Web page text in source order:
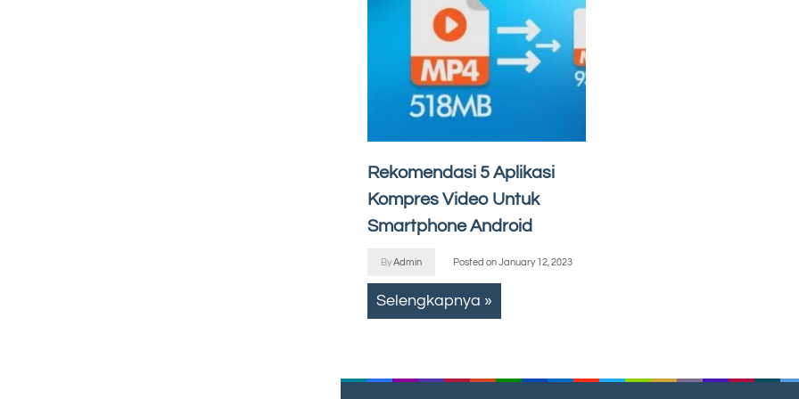
Rekomendasi 5 Aplikasi
Kompres Video Untuk
Smartphone Android
ByAdmin Posted onJanuary 12, 2023
Selengkapnya »